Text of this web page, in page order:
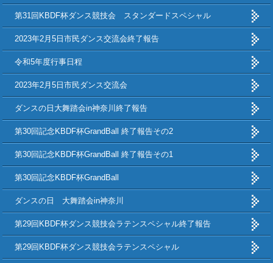
第31回KBDF杯ダンス競技会 スタンダードスペシャル
2023年2月5日市民ダンス交流会終了報告
令和5年度行事日程
2023年2月5日市民ダンス交流会
ダンスの日大舞踏会in神奈川終了報告
第30回記念KBDF杯GrandBall 終了報告その2
第30回記念KBDF杯GrandBall 終了報告その1
第30回記念KBDF杯GrandBall
ダンスの日 大舞踏会in神奈川
第29回KBDF杯ダンス競技会ラテンスペシャル終了報告
第29回KBDF杯ダンス競技会ラテンスペシャル